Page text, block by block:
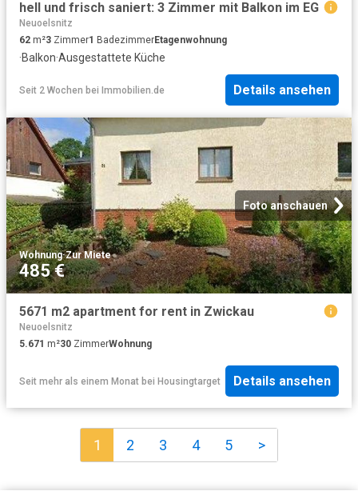
hell und frisch saniert: 3 Zimmer mit Balkon im EG
Neuoelsnitz
62 m²3 Zimmer1 BadezimmerEtagenwohnung
·Balkon·Ausgestattete Küche
Seit 2 Wochen bei Immobilien.de Details ansehen
Foto anschauen
Wohnung·Zur Miete
485 €
5671 m2 apartment for rent in Zwickau
Neuoelsnitz
5.671 m²30 ZimmerWohnung
Seit mehr als einem Monat bei Housingtarget Details ansehen
1 2 3 4 5 >